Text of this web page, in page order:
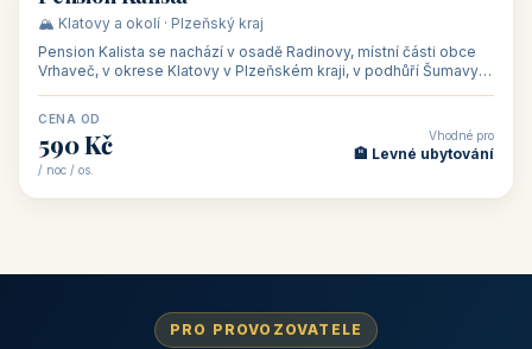
🏔️ Klatovy a okolí · Plzeňský kraj
Pension Kalista se nachází v osadě Radinovy, místní části obce
Vrhaveč, v okrese Klatovy v Plzeňském kraji, v podhůří Šumavy
CENA OD
590 Kč
/ noc / os.
Vhodné pro
🏨 Levné ubytování
PRO PROVOZOVATELE